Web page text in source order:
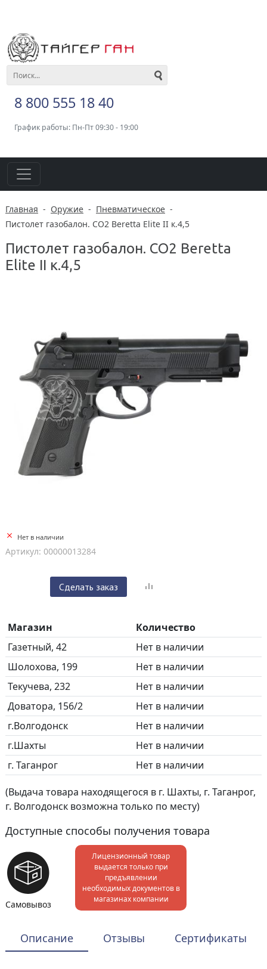
8 800 555 18 40
График работы: Пн-Пт 09:30 - 19:00
Главная - Оружие - Пневматическое -
Пистолет газобалон. CO2 Beretta Elite II к.4,5
Пистолет газобалон. CO2 Beretta
Elite II к.4,5
Нет в наличии
Артикул: 00000013284
Сделать заказ
Магазин
Количество
Газетный, 42
Нет в наличии
Шолохова, 199
Нет в наличии
Текучева, 232
Нет в наличии
Доватора, 156/2
Нет в наличии
г.Волгодонск
Нет в наличии
г.Шахты
Нет в наличии
г. Таганрог
Нет в наличии
(Выдача товара находящегося в г. Шахты, г. Таганрог,
г. Волгодонск возможна только по месту)
Доступные способы получения товара
Самовывоз
Лицензионный товар
выдается только при
предъявлении
необходимых документов в
магазинах компании
Описание Отзывы Сертификаты